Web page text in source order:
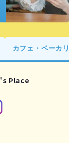
カフェ・ベーカ
Place